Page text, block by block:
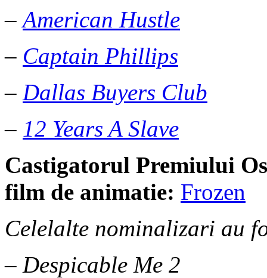
–American Hustle
– Captain Phillips
– Dallas Buyers Club
– 12 Years A Slave
Castigatorul Premiului
film de animatie: Frozen
Celelalte nominalizari au
– Despicable Me 2